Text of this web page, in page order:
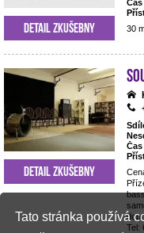
Tato stránka používá
30
Detail zkušebny
Tel:
Detail zkušebny